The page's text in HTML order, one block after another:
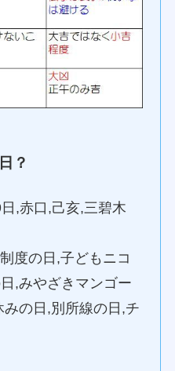
？
,赤口,己亥,三碧木
度の日,子どもニコ
,みやざきマンゴー
の日,別所線の日,チ